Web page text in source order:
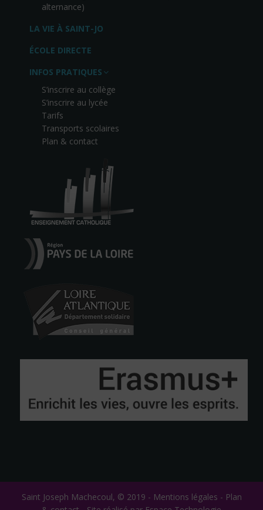
alternance)
LA VIE À SAINT-JO
ÉCOLE DIRECTE
INFOS PRATIQUES
S’inscrire au collège
S’inscrire au lycée
Tarifs
Transports scolaires
Plan & contact
Saint Joseph Machecoul, © 2019 - Mentions légales - Plan